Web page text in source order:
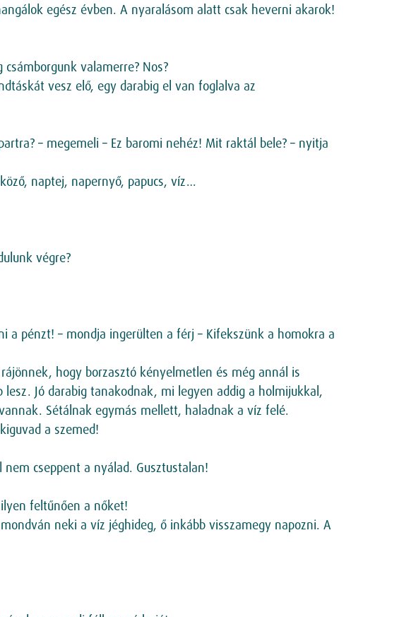
egész évben. A nyaralásom alatt csak heverni akarok!
valamerre? Nos?
vesz elő, egy darabig el van foglalva az
– megemeli – Ez baromi nehéz! Mit raktál bele? – nyitja
naptej, napernyő, papucs, víz…
végre?
a pénzt! – mondja ingerülten a férj – Kifekszünk a homokra a
hogy borzasztó kényelmetlen és még annál is
Jó darabig tanakodnak, mi legyen addig a holmijukkal,
Sétálnak egymás mellett, haladnak a víz felé.
a szemed!
cseppent a nyálad. Gusztustalan!
feltűnően a nőket!
neki a víz jéghideg, ő inkább visszamegy napozni. A